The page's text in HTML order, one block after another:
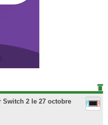
Switch 2 le 27 octobre